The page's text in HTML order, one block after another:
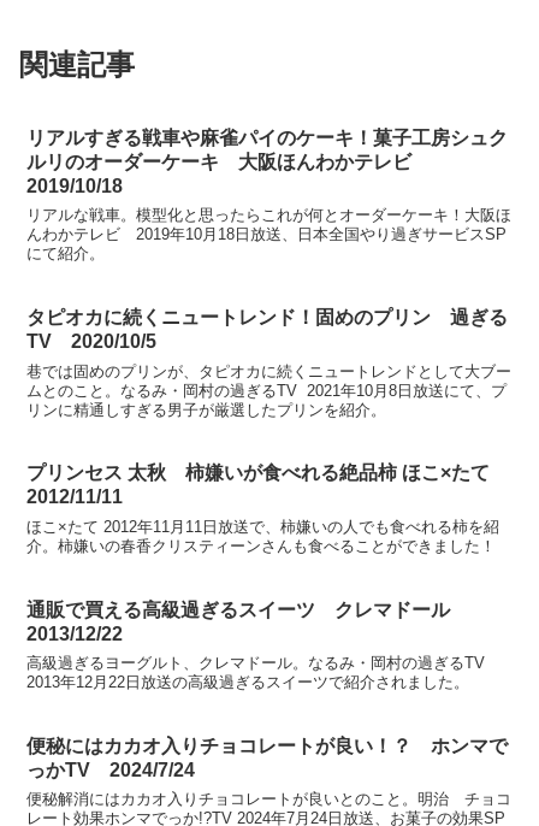
関連記事
リアルすぎる戦車や麻雀パイのケーキ！菓子工房シュク
ルリのオーダーケーキ 大阪ほんわかテレビ
2019/10/18
リアルな戦車。模型化と思ったらこれが何とオーダーケーキ！大阪ほ
んわかテレビ 2019年10月18日放送、日本全国やり過ぎサービスSP
にて紹介。
タピオカに続くニュートレンド！固めのプリン 過ぎる
TV 2020/10/5
巷では固めのプリンが、タピオカに続くニュートレンドとして大ブー
ムとのこと。なるみ・岡村の過ぎるTV 2021年10月8日放送にて、プ
リンに精通しすぎる男子が厳選したプリンを紹介。
プリンセス 太秋 柿嫌いが食べれる絶品柿 ほこ×たて
2012/11/11
ほこ×たて 2012年11月11日放送で、柿嫌いの人でも食べれる柿を紹
介。柿嫌いの春香クリスティーンさんも食べることができました！
通販で買える高級過ぎるスイーツ クレマドール
2013/12/22
高級過ぎるヨーグルト、クレマドール。なるみ・岡村の過ぎるTV
2013年12月22日放送の高級過ぎるスイーツで紹介されました。
便秘にはカカオ入りチョコレートが良い！？ ホンマで
っかTV 2024/7/24
便秘解消にはカカオ入りチョコレートが良いとのこと。明治 チョコ
レート効果ホンマでっか!?TV 2024年7月24日放送、お菓子の効果SP